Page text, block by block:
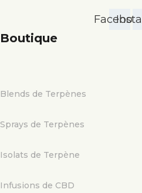
Boutique
Blends de Terpènes
Sprays de Terpènes
Isolats de Terpène
Infusions de CBD